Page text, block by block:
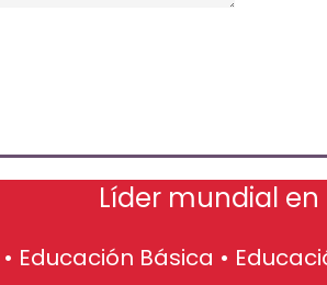
Líder mundial
Educación Básica •